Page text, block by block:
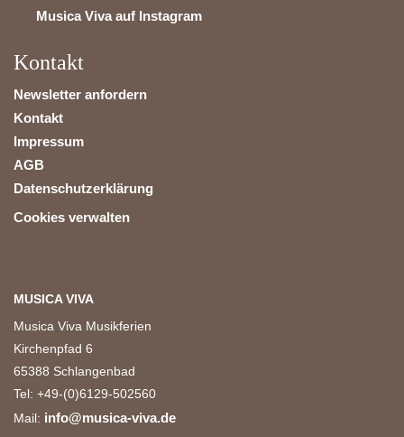
Musica Viva auf Instagram
Kontakt
Newsletter anfordern
Kontakt
Impressum
AGB
Datenschutzerklärung
Cookies verwalten
MUSICA VIVA
Musica Viva Musikferien
Kirchenpfad 6
65388 Schlangenbad
Tel: +49-(0)6129-502560
Mail: info@musica-viva.de